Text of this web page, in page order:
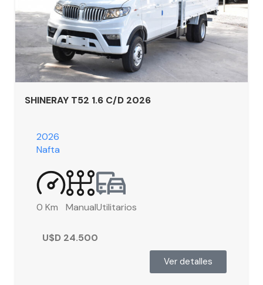
SHINERAY T52 1.6 C/D 2026
2026
Nafta
0 Km ManualUtilitarios
U$D 24.500
Ver detalles